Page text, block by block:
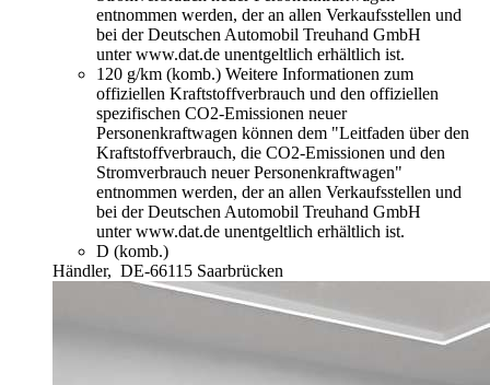
entnommen werden, der an allen Verkaufsstellen und
bei der Deutschen Automobil Treuhand GmbH
unter www.dat.de unentgeltlich erhältlich ist.
120 g/km (komb.) Weitere Informationen zum
offiziellen Kraftstoffverbrauch und den offiziellen
spezifischen CO2-Emissionen neuer
Personenkraftwagen können dem "Leitfaden über den
Kraftstoffverbrauch, die CO2-Emissionen und den
Stromverbrauch neuer Personenkraftwagen"
entnommen werden, der an allen Verkaufsstellen und
bei der Deutschen Automobil Treuhand GmbH
unter www.dat.de unentgeltlich erhältlich ist.
D (komb.)
Händler, DE-66115 Saarbrücken